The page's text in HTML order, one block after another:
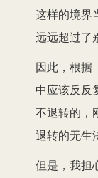
这样的境界
远远超过了
因此，根据
中应该反反
不退转的，
退转的无生
但是，我担